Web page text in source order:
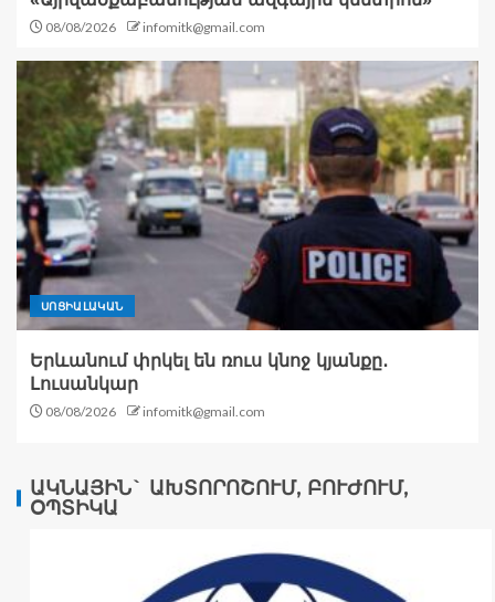
08/08/2026 infomitk@gmail.com
ՍՈՑԻԱԼԱԿԱՆ
Երևանում փրկել են ռուս կնոջ կյանքը․
Լուսանկար
08/08/2026 infomitk@gmail.com
ԱԿՆԱՅԻՆ` ԱԽՏՈՐՈՇՈՒՄ, ԲՈՒԺՈՒՄ,
ՕՊՏԻԿԱ